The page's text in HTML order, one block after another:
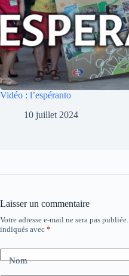
Vidéo : l’espéranto
10 juillet 2024
Laisser un commentaire
Votre adresse e-mail ne sera pas publiée.
indiqués avec *
Nom